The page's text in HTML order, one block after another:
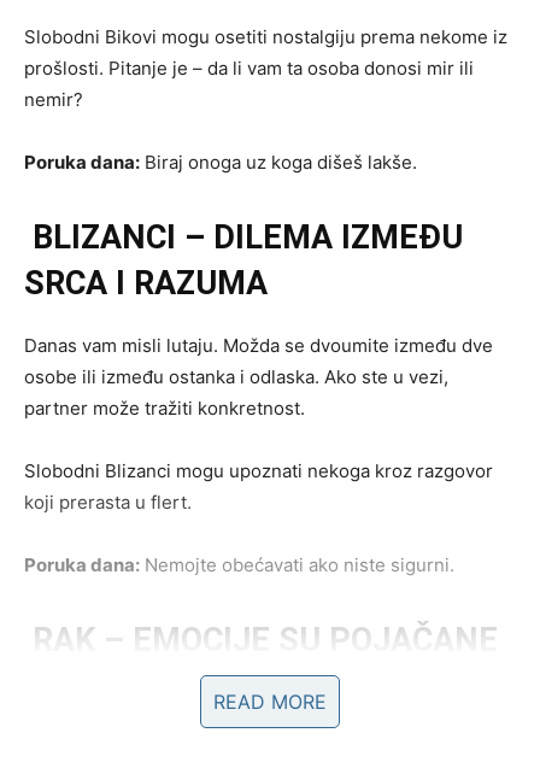
Slobodni Bikovi mogu osetiti nostalgiju prema nekome iz
prošlosti. Pitanje je – da li vam ta osoba donosi mir ili
nemir?
Poruka dana: Biraj onoga uz koga dišeš lakše.
BLIZANCI – DILEMA IZMEĐU
SRCA I RAZUMA
Danas vam misli lutaju. Možda se dvoumite između dve
osobe ili između ostanka i odlaska. Ako ste u vezi,
partner može tražiti konkretnost.
Slobodni Blizanci mogu upoznati nekoga kroz razgovor
koji prerasta u flert.
Poruka dana: Nemojte obećavati ako niste sigurni.
RAK – EMOCIJE SU POJAČANE
Rak danas oseća sve dublje. Ako ste u vezi, partner traži
potvrdu vaših osećanja – nemojte ćutati.
READ MORE